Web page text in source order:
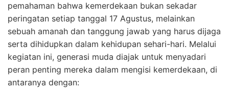
pemahaman bahwa kemerdekaan bukan sekadar
peringatan setiap tanggal 17 Agustus, melainkan
sebuah amanah dan tanggung jawab yang harus dijaga
serta dihidupkan dalam kehidupan sehari-hari. Melalui
kegiatan ini, generasi muda diajak untuk menyadari
peran penting mereka dalam mengisi kemerdekaan, di
antaranya dengan: